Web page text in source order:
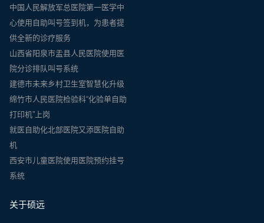
中国人民解放军总医院第一医学中
心使用自助叫号签到机，为患者提
供全新的诊疗服务
山西省阳泉市盂县人民医院使用医
院分诊排队叫号系统
建德市未来乡村卫生室智慧化升级
绵竹市人民医院检验科“化验单自助
打印机”上岗
就医自助化北部医院又添医院自助
机
西安市儿童医院使用医院预约挂号
系统
关于硕远